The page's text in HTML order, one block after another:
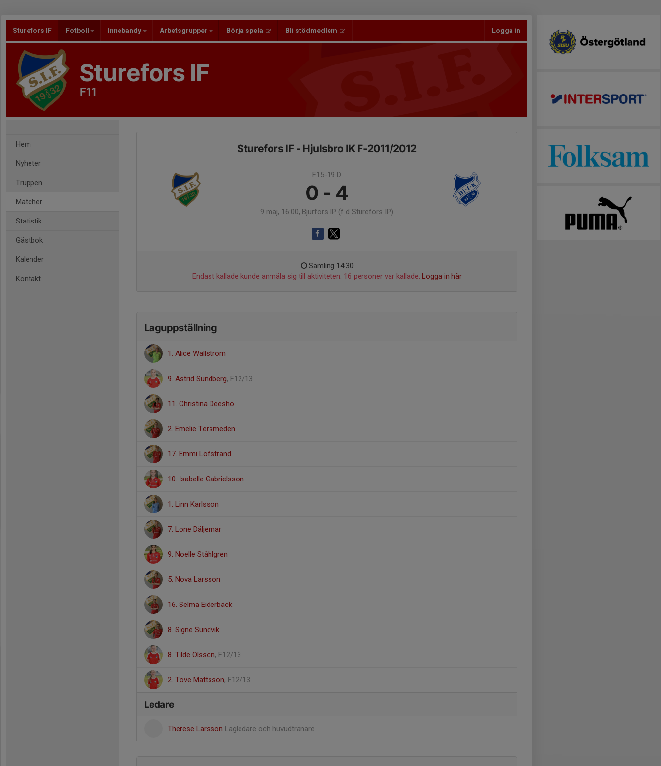
Sturefors IF Fotboll Innebandy Arbetsgrupper Börja spela Bli stödmedlem Logga in
Sturefors IF
F11
Hem
Nyheter
Truppen
Matcher
Statistik
Gästbok
Kalender
Kontakt
Sturefors IF - Hjulsbro IK F-2011/2012
F15-19 D
0 - 4
9 maj, 16:00, Bjurfors IP (f d Sturefors IP)
Samling 14:30
Endast kallade kunde anmäla sig till aktiviteten. 16 personer var kallade. Logga in här
Laguppställning
1. Alice Wallström
9. Astrid Sundberg, F12/13
11. Christina Deesho
2. Emelie Tersmeden
17. Emmi Löfstrand
10. Isabelle Gabrielsson
1. Linn Karlsson
7. Lone Däljemar
9. Noelle Ståhlgren
5. Nova Larsson
16. Selma Eiderbäck
8. Signe Sundvik
8. Tilde Olsson, F12/13
2. Tove Mattsson, F12/13
Ledare
Therese Larsson Lagledare och huvudtränare